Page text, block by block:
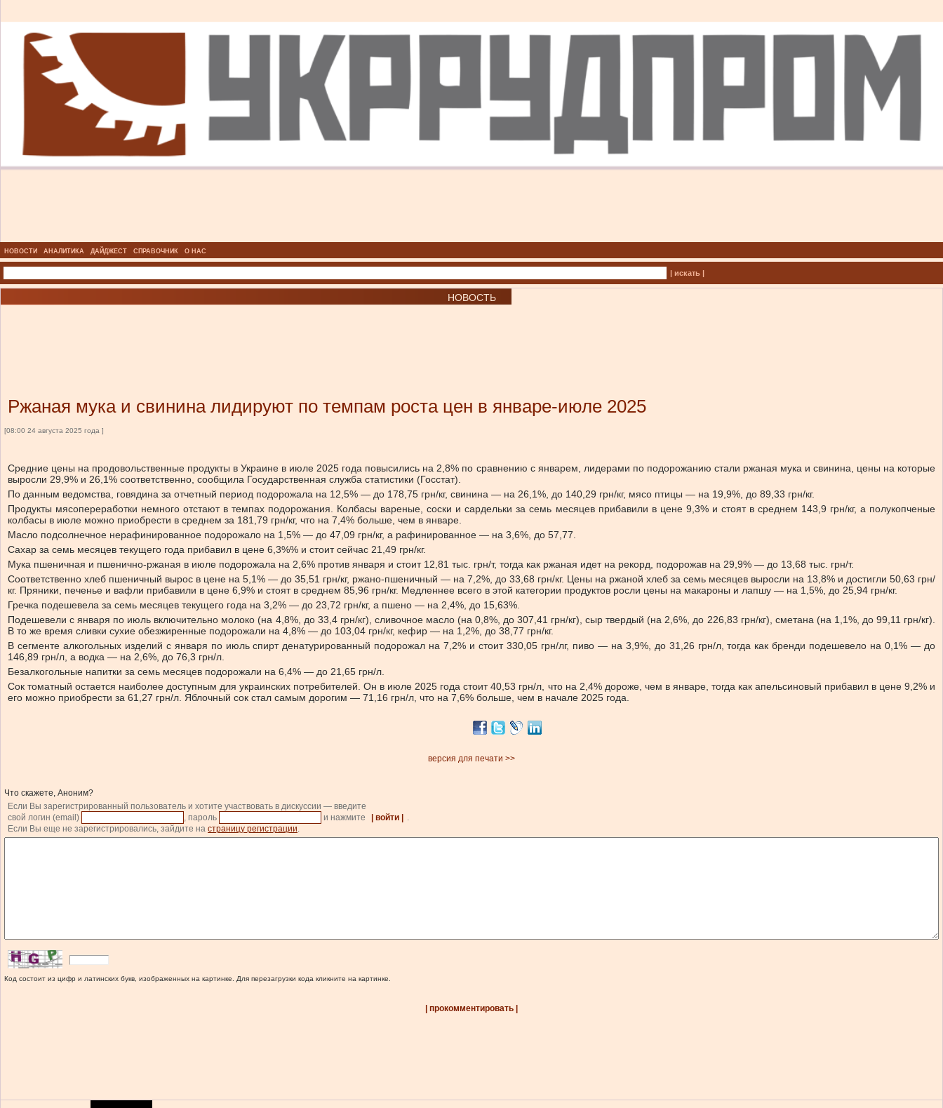
НОВОСТИ АНАЛИТИКА ДАЙДЖЕСТ СПРАВОЧНИК О НАС
| искать |
НОВОСТЬ
Ржаная мука и свинина лидируют по темпам роста цен в январе-июле 2025
[08:00 24 августа 2025 года ]
Средние цены на продовольственные продукты в Украине в июле 2025 года повысились на 2,8% по сравнению с январем, лидерами по подорожанию стали ржаная мука и свинина, цены на которые
выросли 29,9% и 26,1% соответственно, сообщила Государственная служба статистики (Госстат).
По данным ведомства, говядина за отчетный период подорожала на 12,5% — до 178,75 грн/кг, свинина — на 26,1%, до 140,29 грн/кг, мясо птицы — на 19,9%, до 89,33 грн/кг.
Продукты мясопереработки немного отстают в темпах подорожания. Колбасы вареные, соски и сардельки за семь месяцев прибавили в цене 9,3% и стоят в среднем 143,9 грн/кг, а полукопченые
колбасы в июле можно приобрести в среднем за 181,79 грн/кг, что на 7,4% больше, чем в январе.
Масло подсолнечное нерафинированное подорожало на 1,5% — до 47,09 грн/кг, а рафинированное — на 3,6%, до 57,77.
Сахар за семь месяцев текущего года прибавил в цене 6,3%% и стоит сейчас 21,49 грн/кг.
Мука пшеничная и пшенично-ржаная в июле подорожала на 2,6% против января и стоит 12,81 тыс. грн/т, тогда как ржаная идет на рекорд, подорожав на 29,9% — до 13,68 тыс. грн/т.
Соответственно хлеб пшеничный вырос в цене на 5,1% — до 35,51 грн/кг, ржано-пшеничный — на 7,2%, до 33,68 грн/кг. Цены на ржаной хлеб за семь месяцев выросли на 13,8% и достигли 50,63 грн/
кг. Пряники, печенье и вафли прибавили в цене 6,9% и стоят в среднем 85,96 грн/кг. Медленнее всего в этой категории продуктов росли цены на макароны и лапшу — на 1,5%, до 25,94 грн/кг.
Гречка подешевела за семь месяцев текущего года на 3,2% — до 23,72 грн/кг, а пшено — на 2,4%, до 15,63%.
Подешевели с января по июль включительно молоко (на 4,8%, до 33,4 грн/кг), сливочное масло (на 0,8%, до 307,41 грн/кг), сыр твердый (на 2,6%, до 226,83 грн/кг), сметана (на 1,1%, до 99,11 грн/кг).
В то же время сливки сухие обезжиренные подорожали на 4,8% — до 103,04 грн/кг, кефир — на 1,2%, до 38,77 грн/кг.
В сегменте алкогольных изделий с января по июль спирт денатурированный подорожал на 7,2% и стоит 330,05 грн/лг, пиво — на 3,9%, до 31,26 грн/л, тогда как бренди подешевело на 0,1% — до
146,89 грн/л, а водка — на 2,6%, до 76,3 грн/л.
Безалкогольные напитки за семь месяцев подорожали на 6,4% — до 21,65 грн/л.
Сок томатный остается наиболее доступным для украинских потребителей. Он в июле 2025 года стоит 40,53 грн/л, что на 2,4% дороже, чем в январе, тогда как апельсиновый прибавил в цене 9,2% и
его можно приобрести за 61,27 грн/л. Яблочный сок стал самым дорогим — 71,16 грн/л, что на 7,6% больше, чем в начале 2025 года.
версия для печати >>
Что скажете, Аноним?
Если Вы зарегистрированный пользователь и хотите участвовать в дискуссии — введите
свой логин (email)
, пароль и нажмите | войти |
.
Если Вы еще не зарегистрировались, зайдите на страницу регистрации.
Код состоит из цифр и латинских букв, изображенных на картинке. Для перезагрузки кода кликните на картинке.
| прокомментировать |